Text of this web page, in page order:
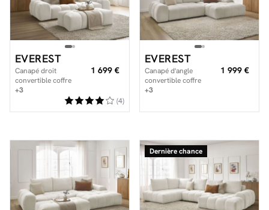
EVEREST
Canapé droit
convertible coffre
EVEREST tissu texturé
1 699 €
+3
(4)
EVEREST
Canapé d'angle
convertible coffre
EVEREST tissu texturé
1 999 €
+3
Dernière chance